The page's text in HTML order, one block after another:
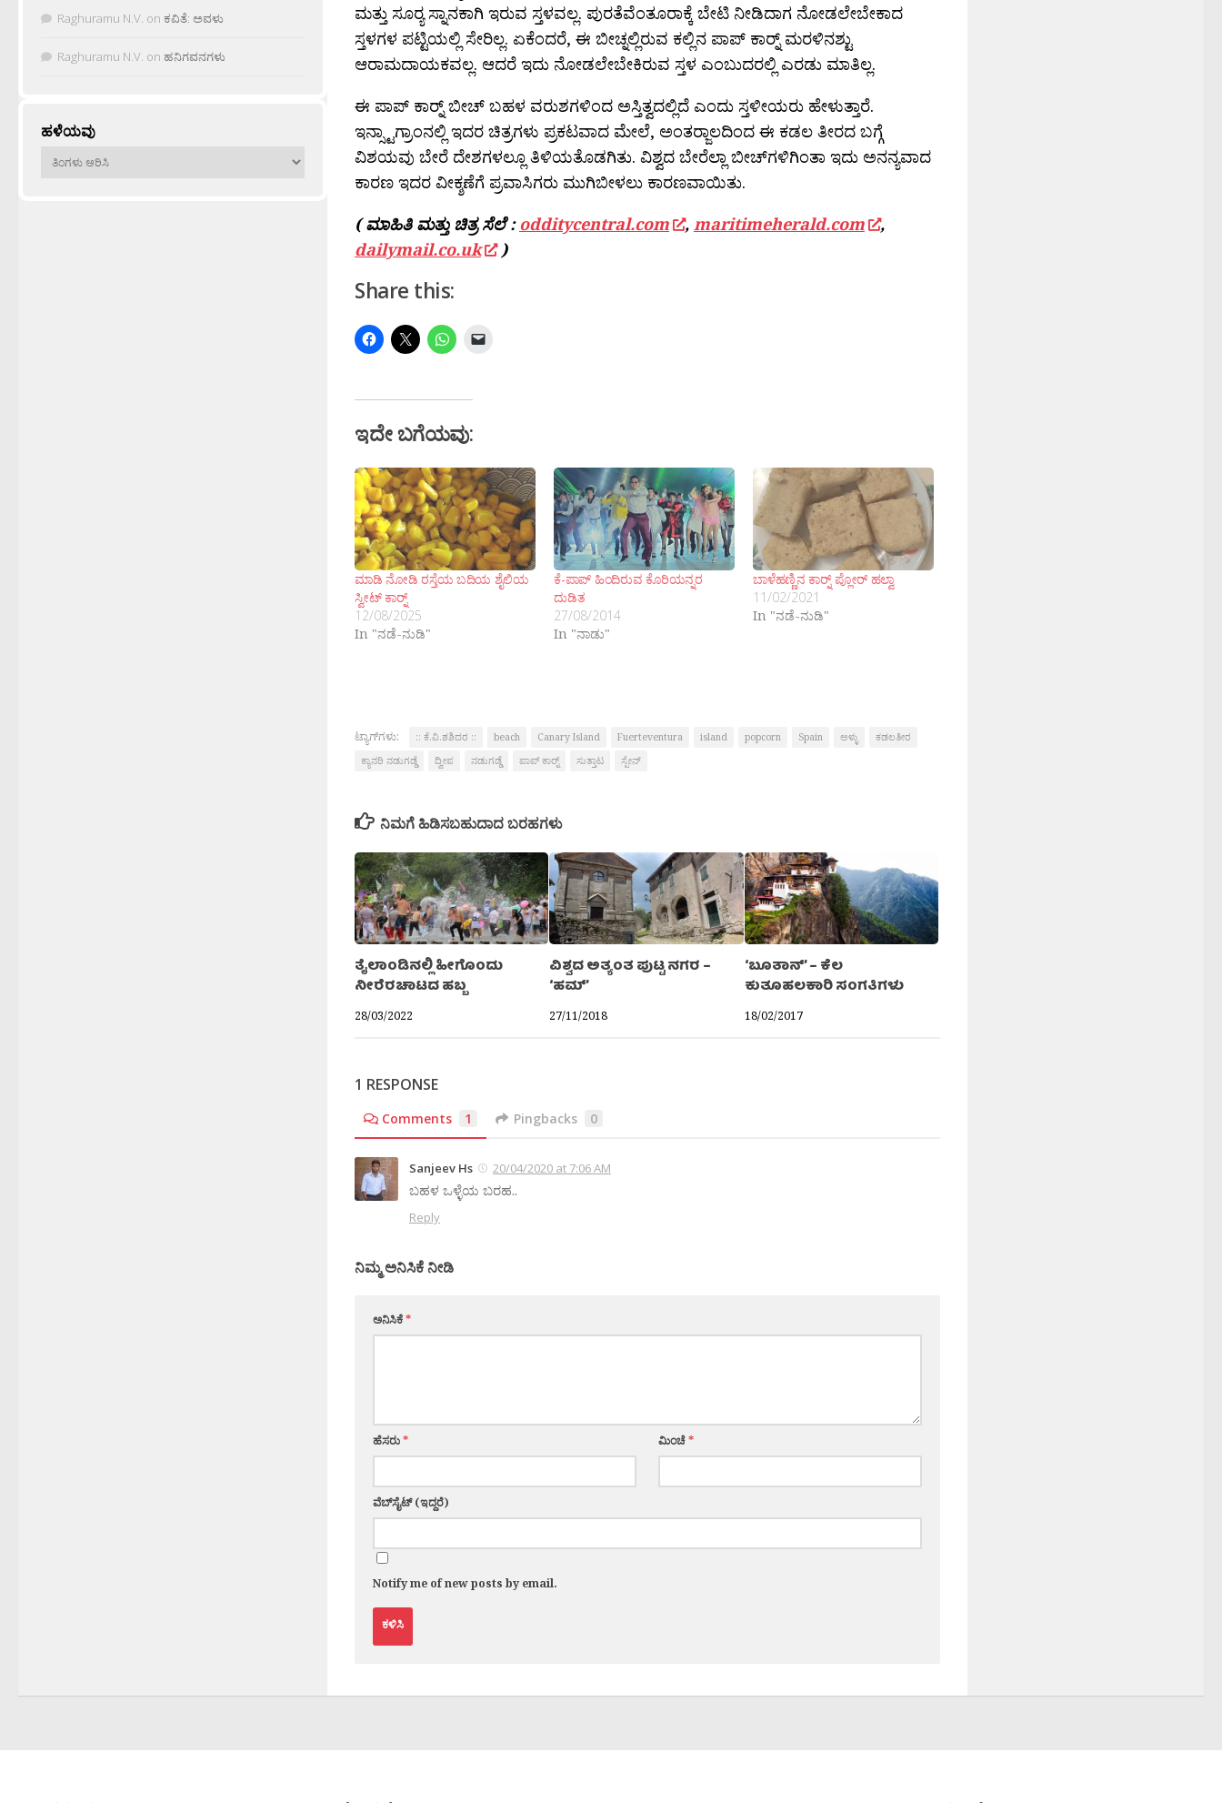
ಮತ್ತು ಸೂರ‍್ಯ ಸ್ನಾನಕಾಗಿ ಇರುವ ಸ್ತಳವಲ್ಲ. ಪುರತೆವೆಂತೂರಾಕ್ಕೆ ಬೇಟಿ ನೀಡಿದಾಗ ನೋಡಲೇಬೇಕಾದ
ಸ್ತಳಗಳ ಪಟ್ಟಿಯಲ್ಲಿ ಸೇರಿಲ್ಲ. ಏಕೆಂದರೆ, ಈ ಬೀಚ್ನಲ್ಲಿರುವ ಕಲ್ಲಿನ ಪಾಪ್ ಕಾರ‍್ನ್ ಮರಳಿನಶ್ಟು
ಆರಾಮದಾಯಕವಲ್ಲ. ಆದರೆ ಇದು ನೋಡಲೇಬೇಕಿರುವ ಸ್ತಳ ಎಂಬುದರಲ್ಲಿ ಎರಡು ಮಾತಿಲ್ಲ.
ಈ ಪಾಪ್ ಕಾರ‍್ನ್ ಬೀಚ್ ಬಹಳ ವರುಶಗಳಿಂದ ಅಸ್ತಿತ್ವದಲ್ಲಿದೆ ಎಂದು ಸ್ತಳೀಯರು ಹೇಳುತ್ತಾರೆ.
ಇನ್ಸ್ಟಾಗ್ರಾಂನಲ್ಲಿ ಇದರ ಚಿತ್ರಗಳು ಪ್ರಕಟವಾದ ಮೇಲೆ, ಅಂತರ‍್ಜಾಲದಿಂದ ಈ ಕಡಲ ತೀರದ ಬಗ್ಗೆ
ವಿಶಯವು ಬೇರೆ ದೇಶಗಳಲ್ಲೂ ತಿಳಿಯತೊಡಗಿತು. ವಿಶ್ವದ ಬೇರೆಲ್ಲಾ ಬೀಚ್‍ಗಳಿಗಿಂತಾ ಇದು ಅನನ್ಯವಾದ
ಕಾರಣ ಇದರ ವೀಕ್ಶಣೆಗೆ ಪ್ರವಾಸಿಗರು ಮುಗಿಬೀಳಲು ಕಾರಣವಾಯಿತು.
( ಮಾಹಿತಿ ಮತ್ತು ಚಿತ್ರ ಸೆಲೆ :odditycentral.com , maritimeherald.com
,
dailymail.co.uk
)
Share this:
ಇದೇ ಬಗೆಯವು:
ಮಾಡಿ ನೋಡಿ ರಸ್ತೆಯ ಬದಿಯ ಶೈಲಿಯ
ಸ್ವೀಟ್ ಕಾರ್‍ನ್
12/08/2025
In "ನಡೆ-ನುಡಿ"
ಕೆ-ಪಾಪ್ ಹಿಂದಿರುವ ಕೊರಿಯನ್ನರ
ದುಡಿತ
27/08/2014
In "ನಾಡು"
ಬಾಳೆಹಣ್ಣಿನ ಕಾರ‍್ನ್ ಪ್ಲೋರ್ ಹಲ್ವಾ
11/02/2021
In "ನಡೆ-ನುಡಿ"
ಟ್ಯಾಗ್‌ಗಳು: :: ಕೆ.ವಿ.ಶಶಿದರ :: beach Canary Island Fuerteventura island popcorn Spain ಅಳ್ಳು
ಕಡಲತೀರ
ಕ್ಯಾನರಿ ನಡುಗಡ್ಡೆ
ದ್ವೀಪ ನಡುಗಡ್ಡೆ ಪಾಪ್ ಕಾರ‍್ನ್ ಸುತ್ತಾಟ ಸ್ಪೇನ್
ನಿಮಗೆ ಹಿಡಿಸಬಹುದಾದ ಬರಹಗಳು
ತೈಲಾಂಡಿನಲ್ಲಿ ಹೀಗೊಂದು
ನೀರೆರಚಾಟದ ಹಬ್ಬ
28/03/2022
ವಿಶ್ವದ ಅತ್ಯಂತ ಪುಟ್ಟ ನಗರ –
‘ಹಮ್’
27/11/2018
‘ಬೂತಾನ್’ – ಕೆಲ
ಕುತೂಹಲಕಾರಿ ಸಂಗತಿಗಳು
18/02/2017
1 RESPONSE
Comments 1 Pingbacks 0
Sanjeev Hs 20/04/2020 at 7:06 AM
ಬಹಳ ಒಳ್ಳೆಯ ಬರಹ..
Reply
ನಿಮ್ಮ ಅನಿಸಿಕೆ ನೀಡಿ
ಅನಿಸಿಕೆ*
ಹೆಸರು* ಮಿಂಚೆ*
ವೆಬ್‌ಸೈಟ್ (ಇದ್ದರೆ)
Notify me of new posts by email.
Raghuramu N.V. on ಕವಿತೆ: ಅವಳು
Raghuramu N.V. on ಹನಿಗವನಗಳು
ಹಳೆಯವು
ಹಳೆಯವು